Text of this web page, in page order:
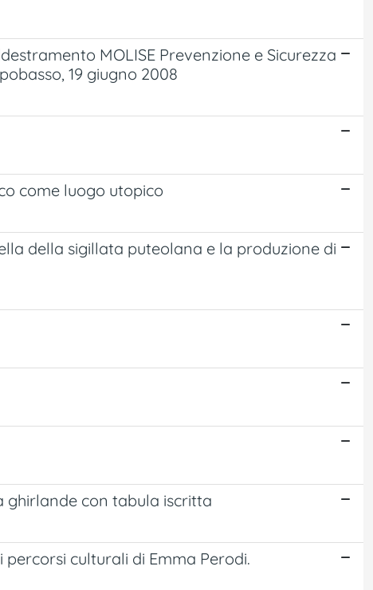
MOLISE Prevenzione e Sicurezza
19 giugno 2008
come luogo utopico
della sigillata puteolana e la produzione di
ghirlande con tabula iscritta
culturali di Emma Perodi.